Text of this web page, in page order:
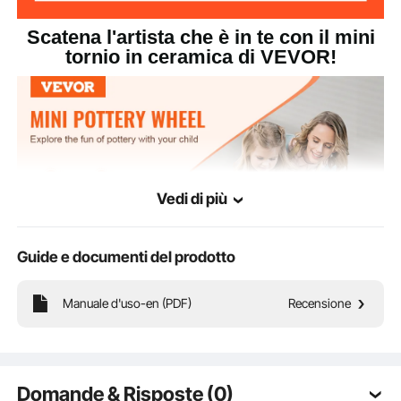
Scatena l'artista che è in te con il mini
tornio in ceramica di VEVOR!
Vedi di più
Guide e documenti del prodotto
Manuale d'uso-en (PDF) Recensione
Domande & Risposte (0)